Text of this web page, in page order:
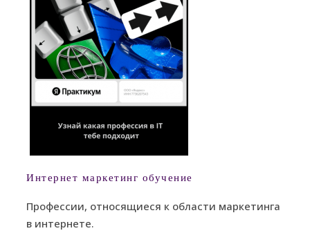
Интернет маркетинг обучение
Профессии, относящиеся к области маркетинга
в интернете.